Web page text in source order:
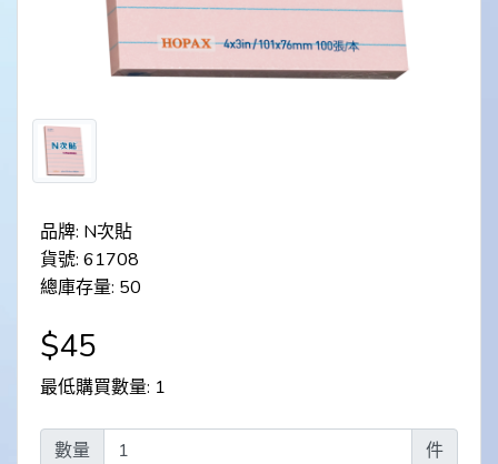
品牌: N次貼
貨號: 61708
總庫存量: 50
$45
最低購買數量: 1
數量 件